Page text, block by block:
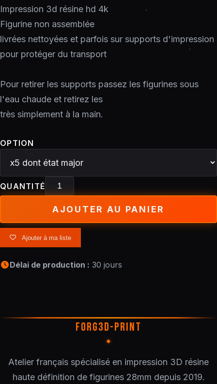
Impression 3d résine hd 4k
Figurine non assemblée
livrées nettoyées et parfois sur supports d'impression
pour protéger du transport
Pour retirer les supports passez les figurines sous
l'eau chaude et retirez les
très simplement à la main.
OPTION
QUANTITÉ
AJOUTER AU PANIER
Ajouter à ma liste
Délai de production : 30 jours
FORG3D-PRINT
Atelier français spécialisé en impression 3D résine
haute définition de figurines 28mm depuis 2019.